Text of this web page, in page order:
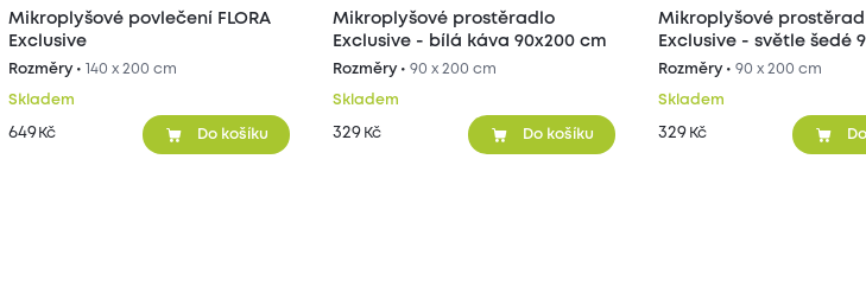
Mikroplyšové povlečení FLORA
Exclusive
Rozměry • 140 x 200 cm
Skladem
649 Kč Do košíku
Mikroplyšové prostěradlo
Exclusive - bílá káva 90x200 cm
Rozměry •90 x 200 cm
Skladem
329 Kč Do košíku
Mikroplyšové
Exclusive - světle šedé
cm
Rozměry • 90 x 200 cm
Skladem
329 Kč